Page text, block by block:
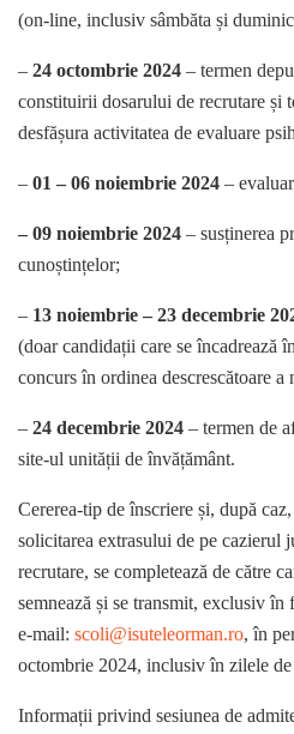
(on-line, inclusiv sâmbăta și
– 24 octombrie 2024 – termen
constituirii dosarului de recrutare și
desfășura activitatea de evaluare
– 01 – 06 noiembrie 2024 –
– 09 noiembrie 2024 – susținerea
cunoștințelor;
– 13 noiembrie – 23 decembrie
(doar candidații care se încadrează
concurs în ordinea descrescătoare a
– 24 decembrie 2024 – termen de
site-ul unității de învățământ.
Cererea-tip de înscriere și, după
solicitarea extrasului de pe cazierul
recrutare, se completează de către
semnează și se transmit, exclusiv în
e-mail: scoli@isuteleorman.ro, în
octombrie 2024, inclusiv în zilele
Informații privind sesiunea de